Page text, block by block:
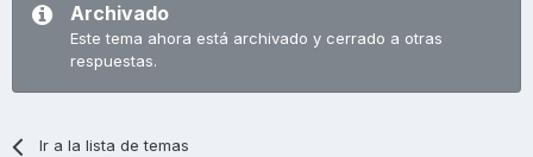
Archivado
Este tema ahora está archivado y cerrado a otras
respuestas.
Ir a la lista de temas